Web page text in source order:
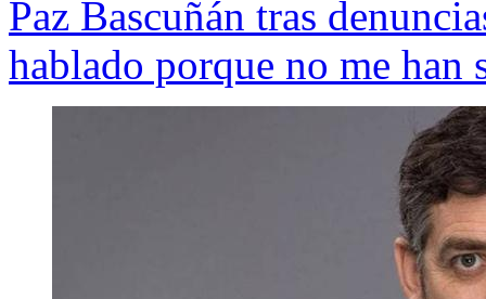
Paz Bascuñán tras
hablado porque no me han